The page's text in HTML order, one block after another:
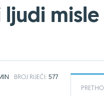
misle
BROJ RIJEČI: 577